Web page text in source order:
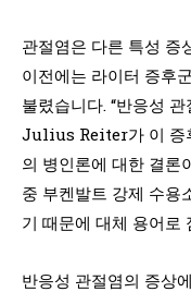
관절염은 다른 특성 증
이전에는 라이터 증후
불렸습니다. “반응성
Julius Reiter가 이 증
의 병인론에 대한 결론
중 부켄발트 강제 수용
기 때문에 대체 용어로
반응성 관절염의 증상